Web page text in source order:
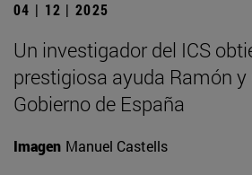
04 | 12 | 2025
Un investigador del ICS
prestigiosa ayuda Ramón y
Gobierno de España
Imagen Manuel Castells